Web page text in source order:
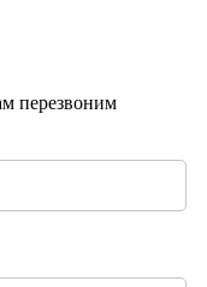
перезвоним